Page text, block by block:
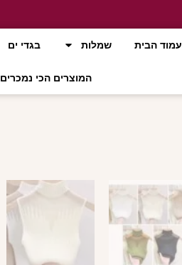
עמוד הבית
שמלות בגדי ים
המוצרים הכי